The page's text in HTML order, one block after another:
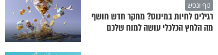
גוף ונפש
רגילים לחיות במינוס? מחקר חדש חושף
מה הלחץ הכלכלי עושה למוח שלכם